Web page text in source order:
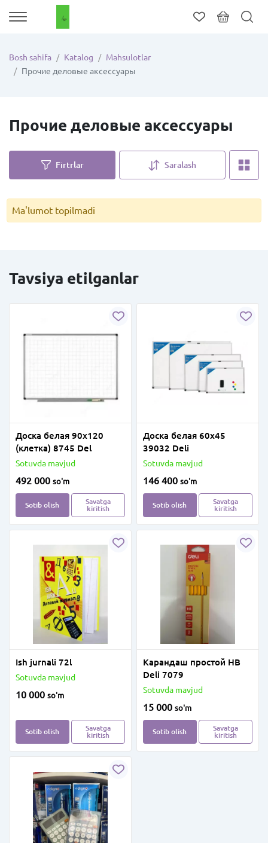
Bosh sahifa Katalog
Mahsulotlar
Прочие деловые аксессуары
Прочие деловые аксессуары
Firtrlar Saralash
Ma'lumot topilmadi
Tavsiya etilganlar
Доска белая 90х120
(клетка) 8745 Del
Sotuvda mavjud
492 000 so'm
Sotib olish
Savatga
kiritish
Доска белая 60х45
39032 Deli
Sotuvda mavjud
146 400 so'm
Sotib olish
Savatga
kiritish
Ish jurnali 72l
Sotuvda mavjud
10 000 so'm
Sotib olish
Savatga
kiritish
Карандаш простой HB
Deli 7079
Sotuvda mavjud
15 000 so'm
Sotib olish
Savatga
kiritish